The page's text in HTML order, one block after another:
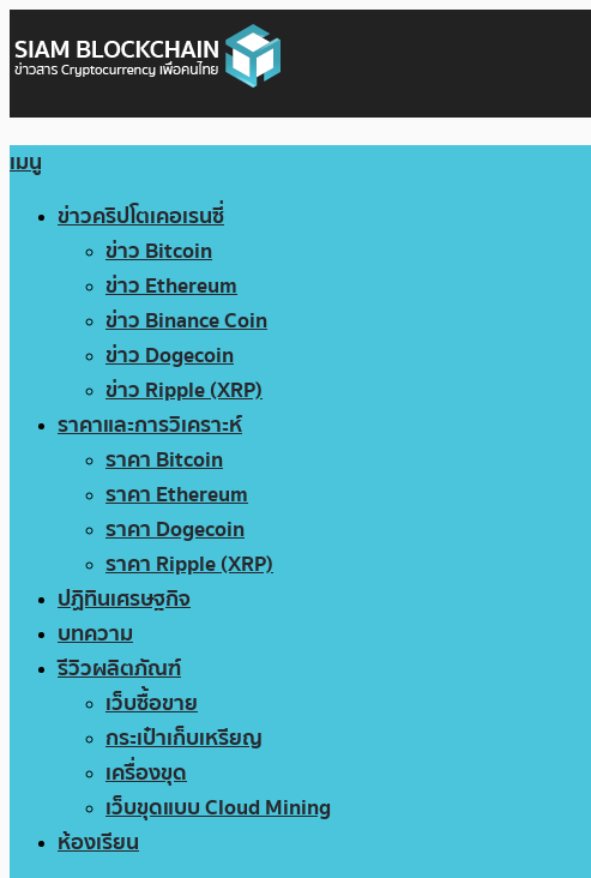
เมนู
ข่าวคริปโตเคอเรนซี่
ข่าว Bitcoin
ข่าว Ethereum
ข่าว Binance Coin
ข่าว Dogecoin
ข่าว Ripple (XRP)
ราคาและการวิเคราะห์
ราคา Bitcoin
ราคา Ethereum
ราคา Dogecoin
ราคา Ripple (XRP)
ปฏิทินเศรษฐกิจ
บทความ
รีวิวผลิตภัณฑ์
เว็บซื้อขาย
กระเป๋าเก็บเหรียญ
เครื่องขุด
เว็บขุดแบบ Cloud Mining
ห้องเรียน